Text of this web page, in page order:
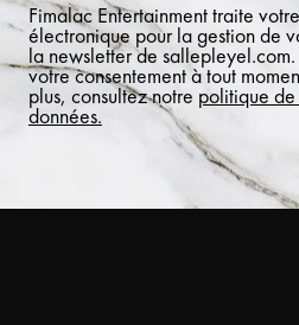
Fimalac Entertainment traite
électronique pour la gestion de
la newsletter de
votre consentement à tout
plus, consultez notre politique
données.